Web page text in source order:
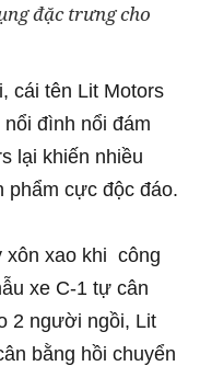
đặc trưng cho
cái tên Lit Motors
đình nổi đám
lại khiến nhiều
phẩm cực độc đáo.
xôn xao khi công
xe C-1 tự cân
2 người ngồi, Lit
bằng hồi chuyển